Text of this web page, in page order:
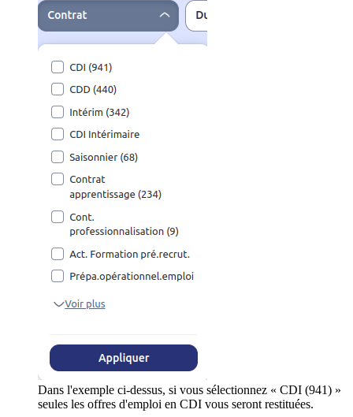
Dans l'exemple ci-dessus, si vous sélectionnez « CDI (941) »
seules les offres d'emploi en CDI vous seront restituées.